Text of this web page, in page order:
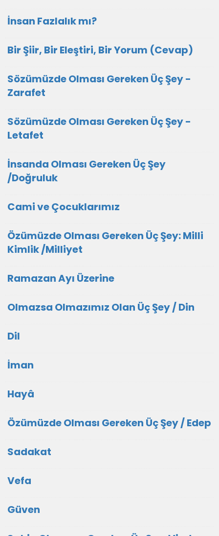
İnsan Fazlalık mı?
Bir Şiir, Bir Eleştiri, Bir Yorum (Cevap)
Sözümüzde Olması Gereken Üç Şey -
Zarafet
Sözümüzde Olması Gereken Üç Şey -
Letafet
İnsanda Olması Gereken Üç Şey
/Doğruluk
Cami ve Çocuklarımız
Özümüzde Olması Gereken Üç Şey: Milli
Kimlik /Milliyet
Ramazan Ayı Üzerine
Olmazsa Olmazımız Olan Üç Şey / Din
Dil
İman
Hayâ
Özümüzde Olması Gereken Üç Şey / Edep
Sadakat
Vefa
Güven